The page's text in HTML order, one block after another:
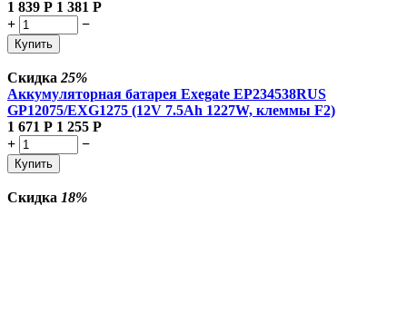
1 839 Р 1 381 Р
+
−
Купить
Скидка 25%
Аккумуляторная батарея Exegate EP234538RUS
GP12075/EXG1275 (12V 7.5Ah 1227W, клеммы F2)
1 671 Р 1 255 Р
+
−
Купить
Скидка 18%